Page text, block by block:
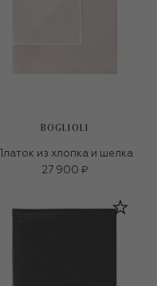
BOGLIOLI
Платок из хлопка и шелка
27 900 ₽